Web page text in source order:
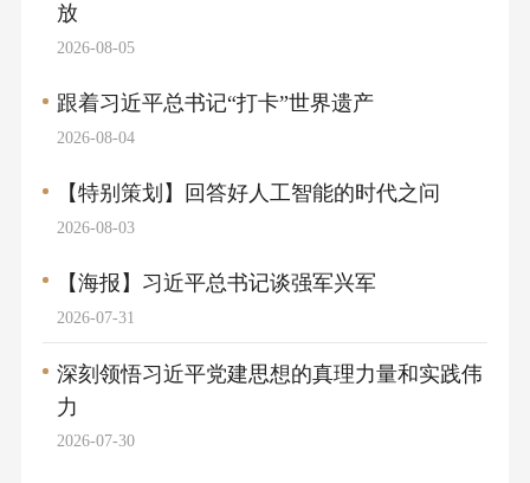
2026-08-05
放
2026-08-04
跟着习近平总书记“打卡”世界遗产
2026-08-03
【特别策划】回答好人工智能的时代之问
2026-07-31
【海报】习近平总书记谈强军兴军
2026-07-30
深刻领悟习近平党建思想的真理力量和实践伟
力